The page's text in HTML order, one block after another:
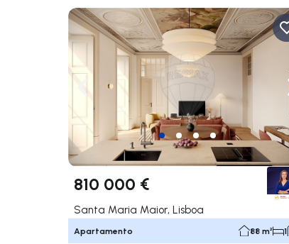
Navegação para a esquerda
810 000 €
Santa Maria Maior, Lisboa
Apartamento 88 m² 1